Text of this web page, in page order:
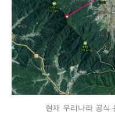
현재 우리나라 공식